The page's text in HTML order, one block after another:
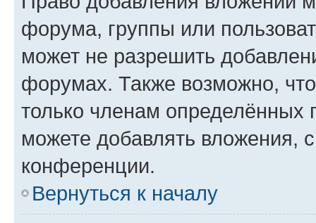
форума, группы или
может не разрешить
форумах. Также возможно,
только членам определённых
можете добавлять вложения,
конференции.
Вернуться к началу